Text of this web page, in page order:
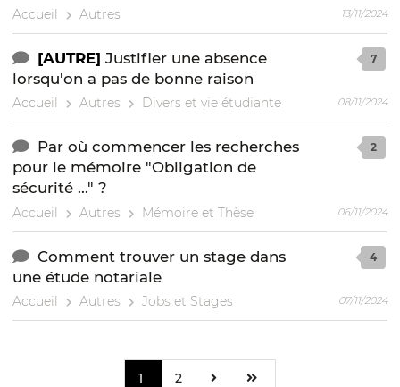
Accueil Autres 13/11/2024
[AUTRE] Justifier une absence
lorsqu'on a pas de bonne raison
Accueil Autres Divers et vie étudiante
7
08/11/2024
Par où commencer les recherches
pour le mémoire "Obligation de
sécurité ..." ?
Accueil Autres Mémoire et Thèse
2
06/11/2024
Comment trouver un stage dans
une étude notariale
Accueil Autres Jobs et Stages
4
07/11/2024
1 2